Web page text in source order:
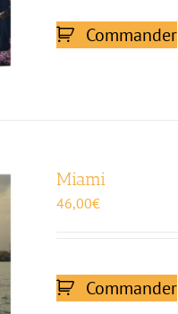
Commander
Miami
46,00€
Commander